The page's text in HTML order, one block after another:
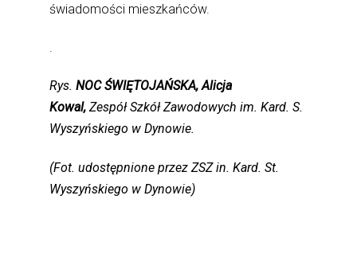
świadomości mieszkańców.
.
Rys.NOC ŚWIĘTOJAŃSKA, Alicja
Kowal, Zespół Szkół Zawodowych im. Kard. S.
Wyszyńskiego w Dynowie.
(Fot. udostępnione przez ZSZ in. Kard. St.
Wyszyńskiego w Dynowie)